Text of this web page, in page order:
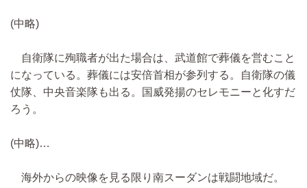
(中略)
自衛隊に殉職者が出た場合は、武道館で葬儀を営むこと
になっている。葬儀には安倍首相が参列する。自衛隊の儀
仗隊、中央音楽隊も出る。国威発揚のセレモニーと化すだ
ろう。
(中略)…
海外からの映像を見る限り南スーダンは戦闘地域だ。